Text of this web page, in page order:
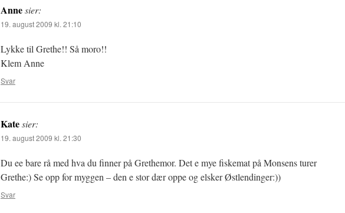
Annesier:
19. august 2009 kl. 21:10
Lykke til Grethe!! Så moro!!
Klem Anne
Svar
Katesier:
19. august 2009 kl. 21:30
Du ee bare rå med hva du finner på Grethemor. Det e mye fiskemat på Monsens turer
Grethe:) Se opp for myggen – den e stor dær oppe og elsker Østlendinger:))
Svar